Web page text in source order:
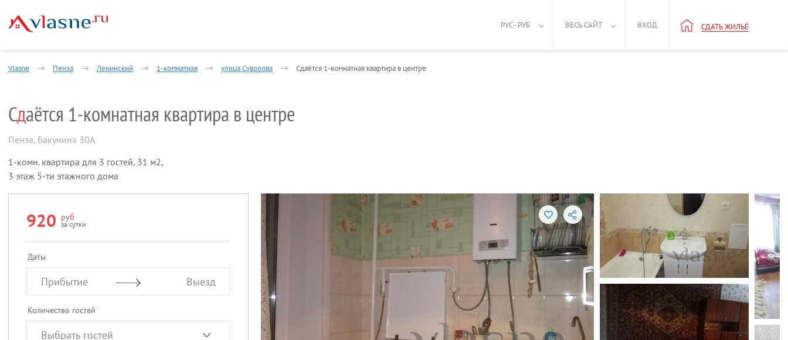
РУС - РУБ ВЕСЬ САЙТ ВХОД СДАТЬ ЖИЛЬЁ
Vlasne Пенза Ленинский 1-комнатная улица Суворова Сдаётся 1-комнатная квартира в центре
Сдаётся 1-комнатная квартира в центре
Пенза, Бакунина 30А
1-комн. квартира для 3 гостей, 31 м2,
3 этаж 5-ти этажного дома
920 руб
за сутки
Даты
Прибытие Выезд
Количество гостей